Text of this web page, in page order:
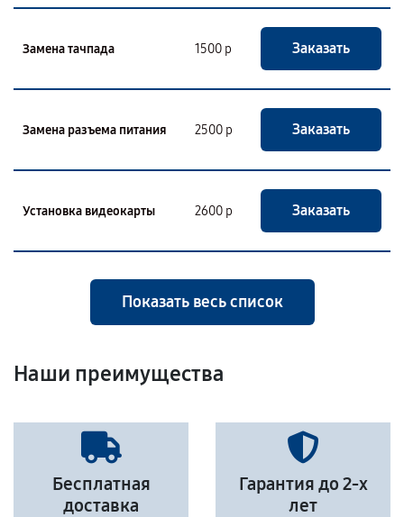
Замена тачпада 1500 р Заказать
Замена разъема питания 2500 р Заказать
Установка видеокарты 2600 р Заказать
Показать весь список
Наши преимущества
Бесплатная
доставка
Гарантия до 2-х
лет